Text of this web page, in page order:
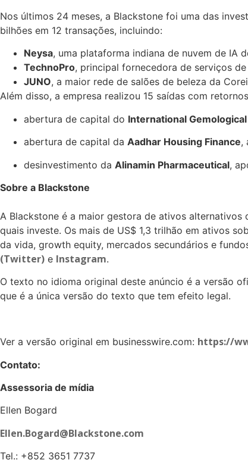
Nos últimos 24 meses, a Blackstone foi uma das
bilhões em 12 transações, incluindo:
Neysa, uma plataforma indiana de nuvem de IA
TechnoPro, principal fornecedora de serviços
JUNO, a maior rede de salões de beleza da
Além disso, a empresa realizou 15 saídas com
abertura de capital do International
abertura de capital da Aadhar Housing Finance,
desinvestimento da Alinamin Pharmaceutical,
Sobre a Blackstone
A Blackstone é a maior gestora de ativos
quais investe. Os mais de US$ 1,3 trilhão em ativos
da vida, growth equity, mercados secundários e
(Twitter) e Instagram.
O texto no idioma original deste anúncio é a versão
que é a única versão do texto que tem efeito legal.
Ver a versão original em businesswire.com: https://
Contato:
Assessoria de mídia
Ellen Bogard
Ellen.Bogard@Blackstone.com
Tel.: +852 3651 7737